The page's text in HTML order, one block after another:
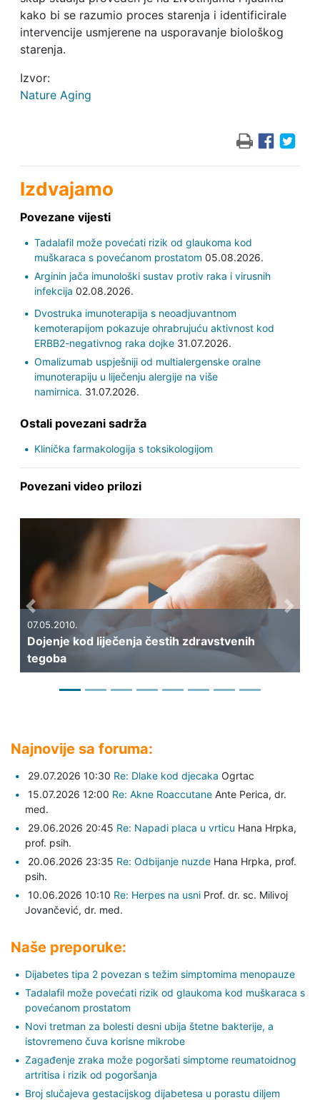
kako bi se razumio proces starenja i identificirale
intervencije usmjerene na usporavanje biološkog
starenja.
Izvor:
Nature Aging
Izdvajamo
Povezane vijesti
Tadalafil može povećati rizik od glaukoma kod
muškaraca s povećanom prostatom 05.08.2026.
Arginin jača imunološki sustav protiv raka i virusnih
infekcija 02.08.2026.
Dvostruka imunoterapija s neoadjuvantnom
kemoterapijom pokazuje ohrabrujuću aktivnost kod
ERBB2-negativnog raka dojke31.07.2026.
Omalizumab uspješniji od multialergenske oralne
imunoterapiju u liječenju alergije na više
namirnica. 31.07.2026.
Ostali povezani sadrža
Klinička farmakologija s toksikologijom
Povezani video prilozi
07.05.2010.
Dojenje kod liječenja čestih zdravstvenih
tegoba
Previous Next
Najnovije sa foruma:
29.07.2026 10:30 Re: Dlake kod djecaka Ogrtac
15.07.2026 12:00 Re: Akne Roaccutane Ante Perica, dr.
med.
29.06.2026 20:45 Re: Napadi placa u vrticu Hana Hrpka,
prof. psih.
20.06.2026 23:35 Re: Odbijanje nuzde Hana Hrpka, prof.
psih.
10.06.2026 10:10 Re: Herpes na usni Prof. dr. sc. Milivoj
Jovančević, dr. med.
Naše preporuke:
Dijabetes tipa 2 povezan s težim simptomima menopauze
Tadalafil može povećati rizik od glaukoma kod muškaraca s
povećanom prostatom
Novi tretman za bolesti desni ubija štetne bakterije, a
istovremeno čuva korisne mikrobe
Zagađenje zraka može pogoršati simptome reumatoidnog
artritisa i rizik od pogoršanja
Broj slučajeva gestacijskog dijabetesa u porastu diljem